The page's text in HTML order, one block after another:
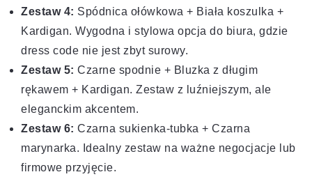
Zestaw 4: Spódnica ołówkowa + Biała koszulka +
Kardigan. Wygodna i stylowa opcja do biura, gdzie
dress code nie jest zbyt surowy.
Zestaw 5: Czarne spodnie + Bluzka z długim
rękawem + Kardigan. Zestaw z luźniejszym, ale
eleganckim akcentem.
Zestaw 6: Czarna sukienka-tubka + Czarna
marynarka. Idealny zestaw na ważne negocjacje lub
firmowe przyjęcie.